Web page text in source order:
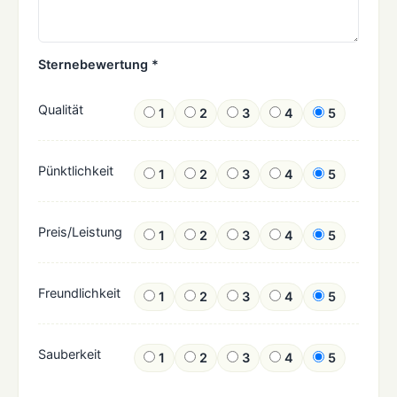
Sternebewertung *
Qualität 1 2 3 4 5
Pünktlichkeit 1 2 3 4 5
Preis/Leistung 1 2 3 4 5
Freundlichkeit 1 2 3 4 5
Sauberkeit 1 2 3 4 5